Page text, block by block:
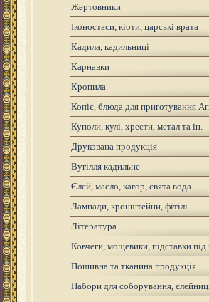
Жертовники
Іконостаси, кіоти, царські врата
Кадила, кадильниці
Карнавки
Кропила
Копіє, блюда для приготування
Куполи, кулі, хрести, метал та ін.
Друкована продукція
Вугілля кадильне
Єлей, масло, кагор, свята вода
Лампади, кронштейни, фітілі
Література
Ковчеги, мощевики, підставки під
Пошивна та тканина продукція
Набори для соборування,